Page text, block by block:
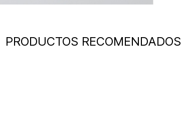
PRODUCTOS RECOMENDADOS